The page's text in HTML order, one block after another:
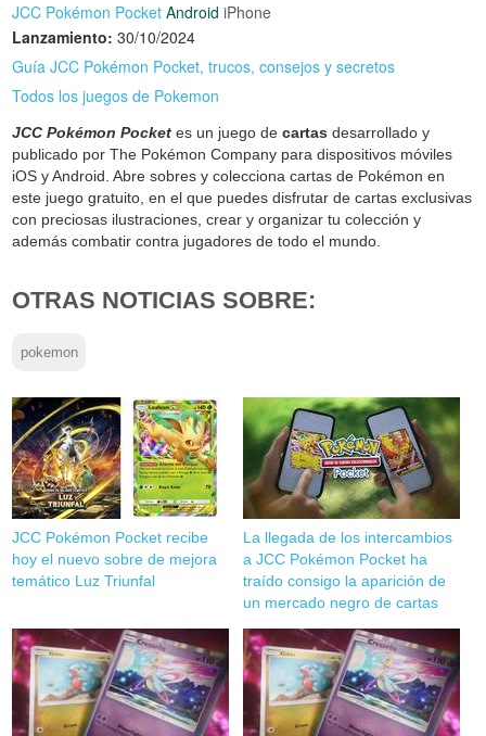
JCC Pokémon Pocket Android iPhone
Lanzamiento: 30/10/2024
Guía JCC Pokémon Pocket, trucos, consejos y secretos
Todos los juegos de Pokemon
JCC Pokémon Pocket es un juego decartas desarrollado y
publicado por The Pokémon Company para dispositivos móviles
iOS y Android. Abre sobres y colecciona cartas de Pokémon en
este juego gratuito, en el que puedes disfrutar de cartas exclusivas
con preciosas ilustraciones, crear y organizar tu colección y
además combatir contra jugadores de todo el mundo.
OTRAS NOTICIAS SOBRE:
pokemon
JCC Pokémon Pocket recibe
hoy el nuevo sobre de mejora
temático Luz Triunfal
La llegada de los intercambios
a JCC Pokémon Pocket ha
traído consigo la aparición de
un mercado negro de cartas